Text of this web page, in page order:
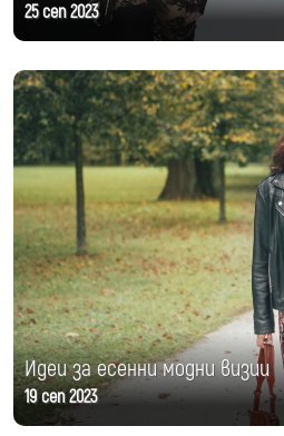
25 сеп 2023
Идеи за есенни модни визии
19 сеп 2023